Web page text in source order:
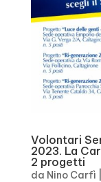
Volontari
2023. La
2 progetti
da Nino Carfì